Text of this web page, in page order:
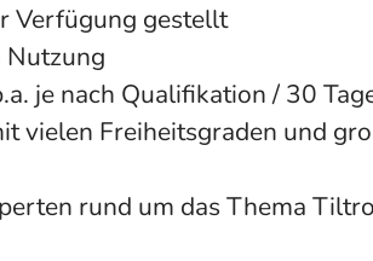
Verfügung gestellt
Nutzung
je nach Qualifikation / 30
vielen Freiheitsgraden und
rund um das Thema